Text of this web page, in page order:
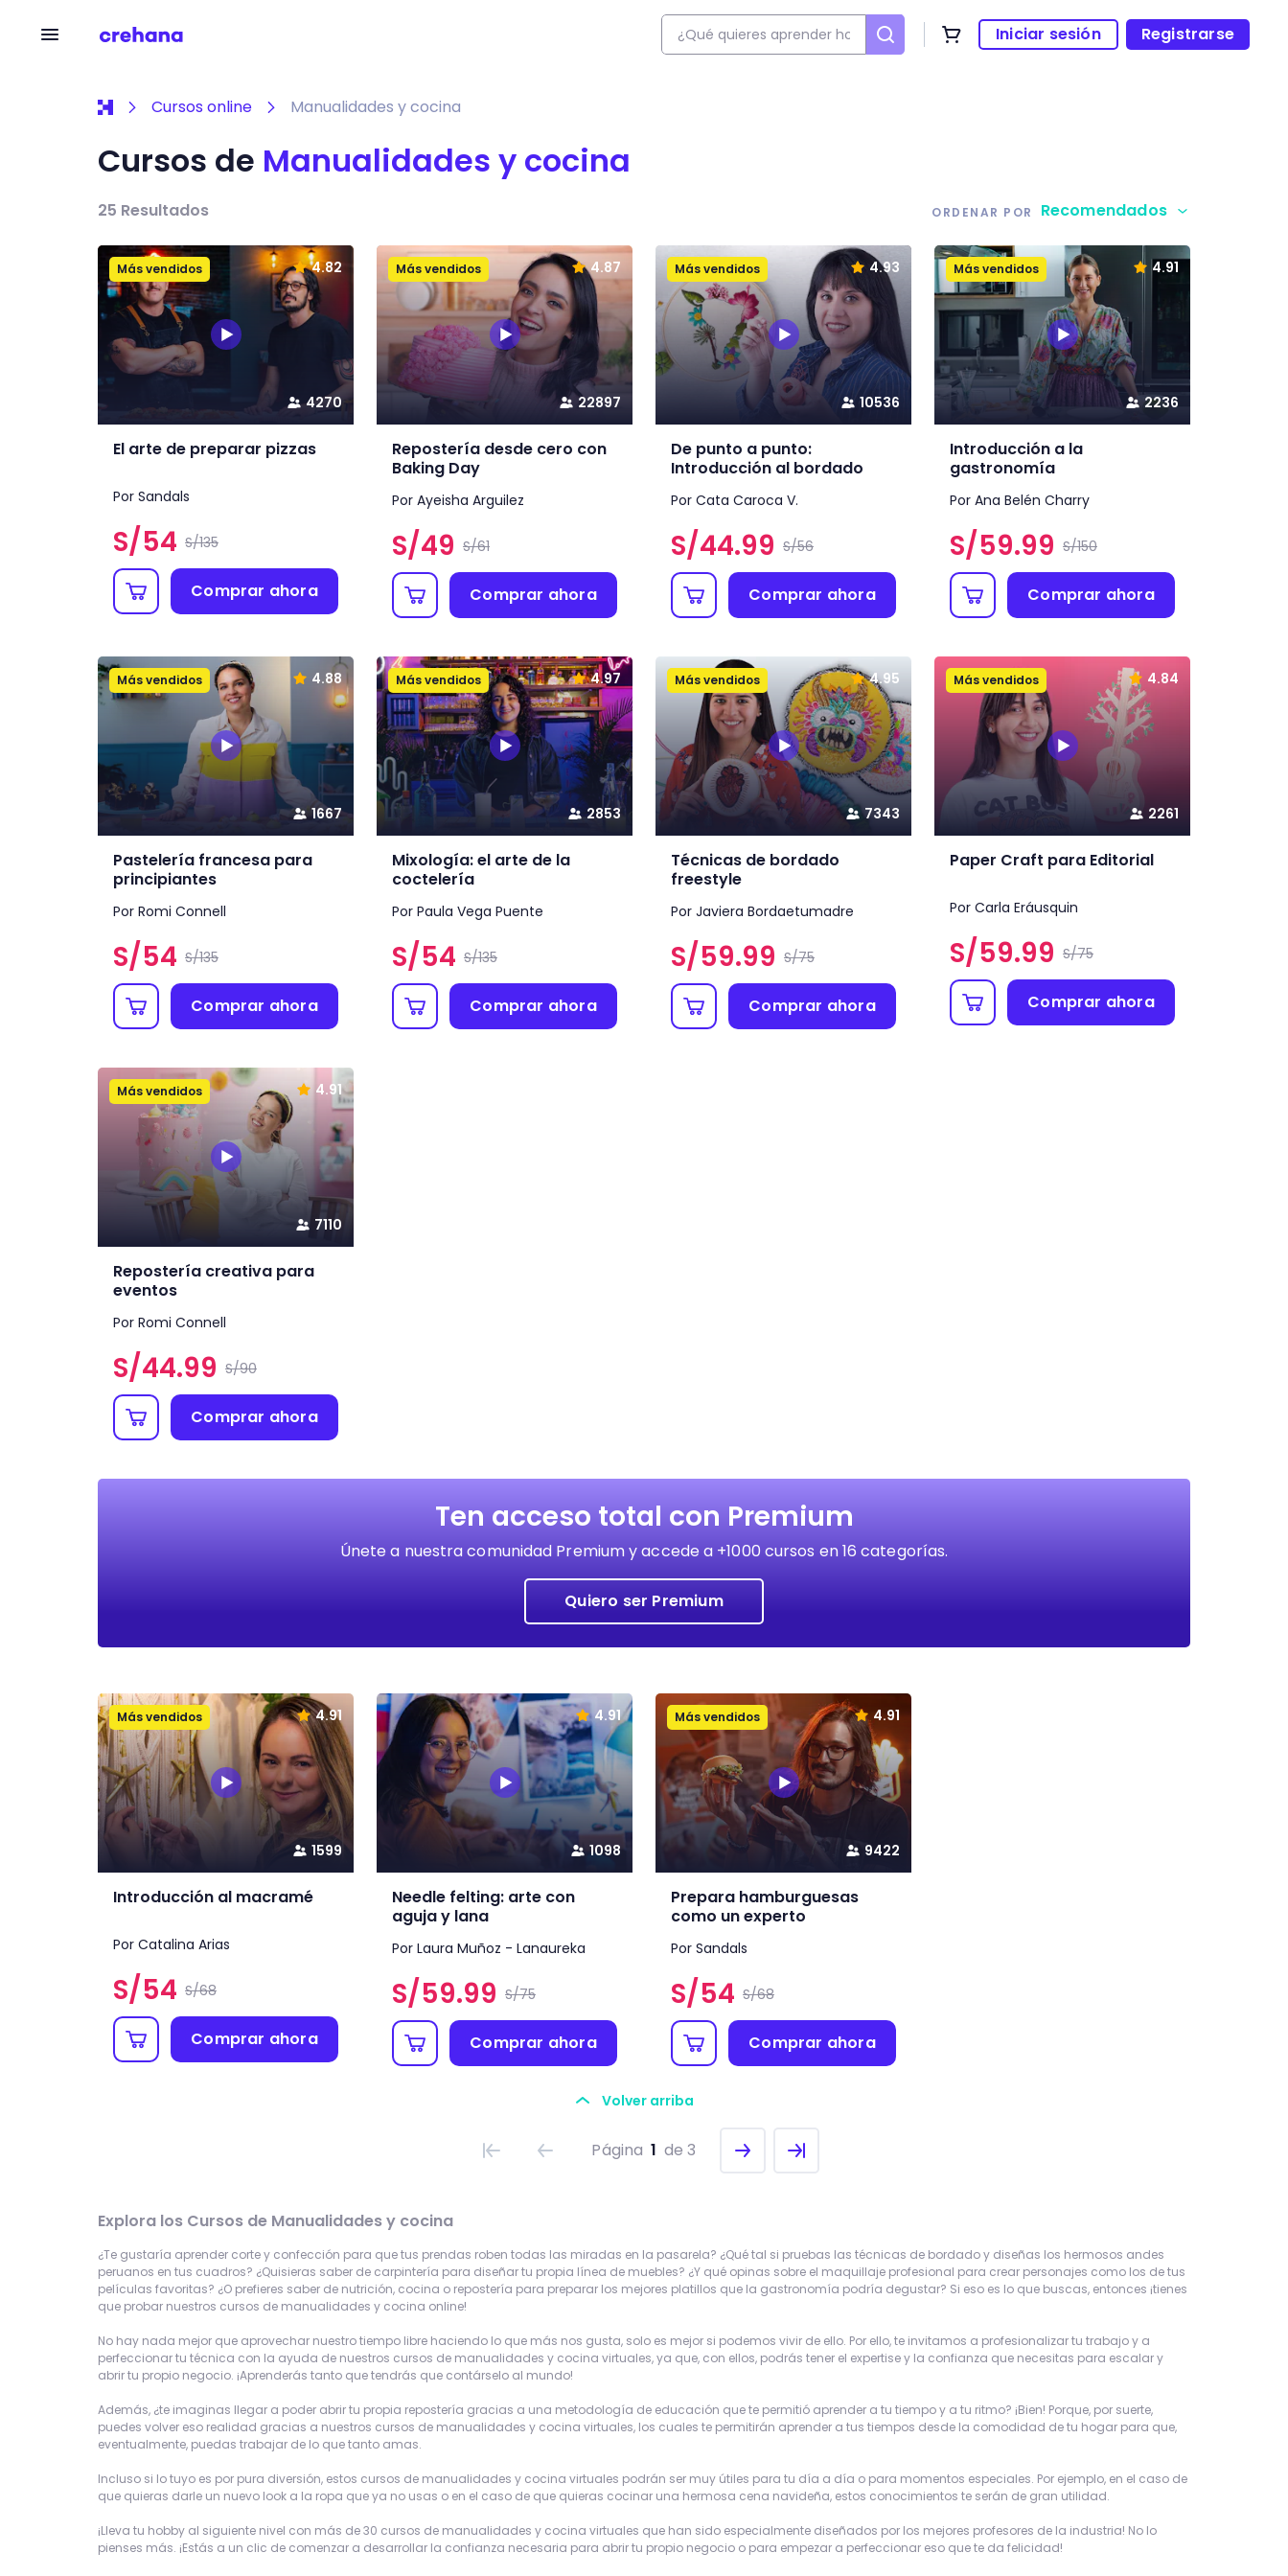
Iniciar sesión Registrarse
Cursos online Manualidades y cocina
Cursos de Manualidades y cocina
25 Resultados ORDENAR POR Recomendados
Más vendidos
4270
4.82
El arte de preparar pizzas
Por Sandals
S/54 S/135
Comprar ahora
Más vendidos
22897
4.87
Repostería desde cero con
Baking Day
Por Ayeisha Arguilez
S/49 S/61
Comprar ahora
Más vendidos
10536
4.93
De punto a punto:
Introducción al bordado
Por Cata Caroca V.
S/44.99 S/56
Comprar ahora
Más vendidos
2236
4.91
Introducción a la
gastronomía
Por Ana Belén Charry
S/59.99 S/150
Comprar ahora
Más vendidos
1667
4.88
Pastelería francesa para
principiantes
Por Romi Connell
S/54 S/135
Comprar ahora
Más vendidos
2853
4.97
Mixología: el arte de la
coctelería
Por Paula Vega Puente
S/54 S/135
Comprar ahora
Más vendidos
7343
4.95
Técnicas de bordado
freestyle
Por Javiera Bordaetumadre
S/59.99 S/75
Comprar ahora
Más vendidos
2261
4.84
Paper Craft para Editorial
Por Carla Eráusquin
S/59.99 S/75
Comprar ahora
Más vendidos
7110
4.91
Repostería creativa para
eventos
Por Romi Connell
S/44.99 S/90
Comprar ahora
Ten acceso total con Premium
Únete a nuestra comunidad Premium y accede a +1000 cursos en 16 categorías.
Quiero ser Premium
Más vendidos
1599
4.91
Introducción al macramé
Por Catalina Arias
S/54 S/68
Comprar ahora
1098
4.91
Needle felting: arte con
aguja y lana
Por Laura Muñoz - Lanaureka
S/59.99 S/75
Comprar ahora
Más vendidos
9422
4.91
Prepara hamburguesas
como un experto
Por Sandals
S/54 S/68
Comprar ahora
Volver arriba
Página 1 de 3
Explora los Cursos de Manualidades y cocina
¿Te gustaría aprender corte y confección para que tus prendas roben todas las miradas en la pasarela? ¿Qué tal si pruebas las técnicas de bordado y diseñas los hermosos andes
peruanos en tus cuadros? ¿Quisieras saber de carpintería para diseñar tu propia línea de muebles? ¿Y qué opinas sobre el maquillaje profesional para crear personajes como los de tus
películas favoritas? ¿O prefieres saber de nutrición, cocina o repostería para preparar los mejores platillos que la gastronomía podría degustar? Si eso es lo que buscas, entonces ¡tienes
que probar nuestros cursos de manualidades y cocina online!
No hay nada mejor que aprovechar nuestro tiempo libre haciendo lo que más nos gusta, solo es mejor si podemos vivir de ello. Por ello, te invitamos a profesionalizar tu trabajo y a
perfeccionar tu técnica con la ayuda de nuestros cursos de manualidades y cocina virtuales, ya que, con ellos, podrás tener el expertise y la confianza que necesitas para escalar y
abrir tu propio negocio. ¡Aprenderás tanto que tendrás que contárselo al mundo!
Además, ¿te imaginas llegar a poder abrir tu propia repostería gracias a una metodología de educación que te permitió aprender a tu tiempo y a tu ritmo? ¡Bien! Porque, por suerte,
puedes volver eso realidad gracias a nuestros cursos de manualidades y cocina virtuales, los cuales te permitirán aprender a tus tiempos desde la comodidad de tu hogar para que,
eventualmente, puedas trabajar de lo que tanto amas.
Incluso si lo tuyo es por pura diversión, estos cursos de manualidades y cocina virtuales podrán ser muy útiles para tu día a día o para momentos especiales. Por ejemplo, en el caso de
que quieras darle un nuevo look a la ropa que ya no usas o en el caso de que quieras cocinar una hermosa cena navideña, estos conocimientos te serán de gran utilidad.
¡Lleva tu hobby al siguiente nivel con más de 30 cursos de manualidades y cocina virtuales que han sido especialmente diseñados por los mejores profesores de la industria! No lo
pienses más. ¡Estás a un clic de comenzar a desarrollar la confianza necesaria para abrir tu propio negocio o para empezar a perfeccionar eso que te da felicidad!